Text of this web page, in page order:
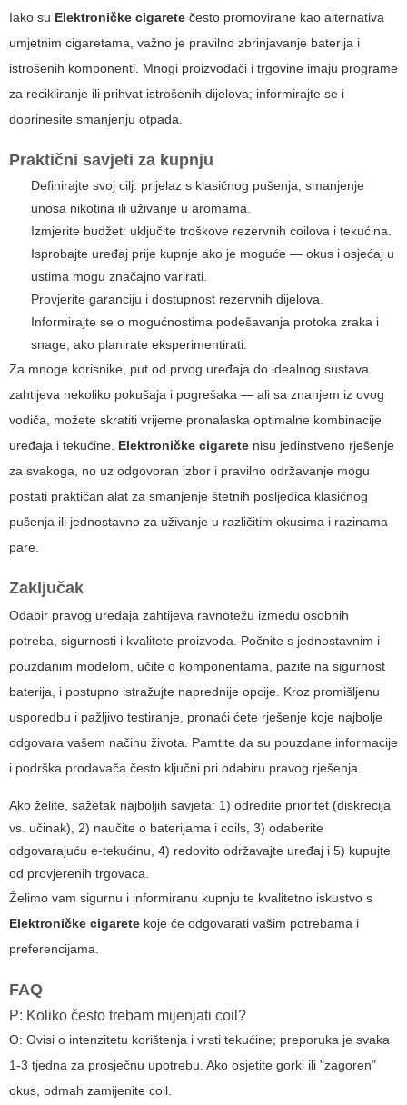
Iako su Elektroničke cigarete često promovirane kao alternativa
umjetnim cigaretama, važno je pravilno zbrinjavanje baterija i
istrošenih komponenti. Mnogi proizvođači i trgovine imaju programe
za recikliranje ili prihvat istrošenih dijelova; informirajte se i
doprinesite smanjenju otpada.
Praktični savjeti za kupnju
Definirajte svoj cilj: prijelaz s klasičnog pušenja, smanjenje
unosa nikotina ili uživanje u aromama.
Izmjerite budžet: uključite troškove rezervnih coilova i tekućina.
Isprobajte uređaj prije kupnje ako je moguće — okus i osjećaj u
ustima mogu značajno varirati.
Provjerite garanciju i dostupnost rezervnih dijelova.
Informirajte se o mogućnostima podešavanja protoka zraka i
snage, ako planirate eksperimentirati.
Za mnoge korisnike, put od prvog uređaja do idealnog sustava
zahtijeva nekoliko pokušaja i pogrešaka — ali sa znanjem iz ovog
vodiča, možete skratiti vrijeme pronalaska optimalne kombinacije
uređaja i tekućine. Elektroničke cigarete nisu jedinstveno rješenje
za svakoga, no uz odgovoran izbor i pravilno održavanje mogu
postati praktičan alat za smanjenje štetnih posljedica klasičnog
pušenja ili jednostavno za uživanje u različitim okusima i razinama
pare.
Zaključak
Odabir pravog uređaja zahtijeva ravnotežu između osobnih
potreba, sigurnosti i kvalitete proizvoda. Počnite s jednostavnim i
pouzdanim modelom, učite o komponentama, pazite na sigurnost
baterija, i postupno istražujte naprednije opcije. Kroz promišljenu
usporedbu i pažljivo testiranje, pronaći ćete rješenje koje najbolje
odgovara vašem načinu života. Pamtite da su pouzdane informacije
i podrška prodavača često ključni pri odabiru pravog rješenja.
Ako želite, sažetak najboljih savjeta: 1) odredite prioritet (diskrecija
vs. učinak), 2) naučite o baterijama i coils, 3) odaberite
odgovarajuću e-tekućinu, 4) redovito održavajte uređaj i 5) kupujte
od provjerenih trgovaca.
Želimo vam sigurnu i informiranu kupnju te kvalitetno iskustvo s
Elektroničke cigarete koje će odgovarati vašim potrebama i
preferencijama.
FAQ
P: Koliko često trebam mijenjati coil?
O: Ovisi o intenzitetu korištenja i vrsti tekućine; preporuka je svaka
1-3 tjedna za prosječnu upotrebu. Ako osjetite gorki ili "zagoren"
okus, odmah zamijenite coil.